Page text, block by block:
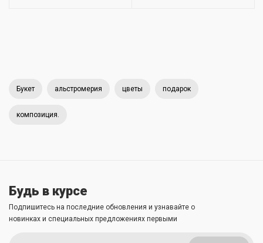
Букет альстромерия цветы подарок
композиция.
Будь в курсе
Подпишитесь на последние обновления и узнавайте о
новинках и специальных предложениях первыми